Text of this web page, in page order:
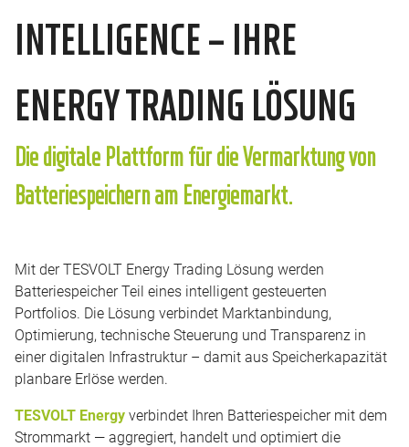
INTELLIGENCE – IHRE
ENERGY TRADING LÖSUNG
Die digitale Plattform für die Vermarktung von
Batteriespeichern am Energiemarkt.
Mit der TESVOLT Energy Trading Lösung werden
Batteriespeicher Teil eines intelligent gesteuerten
Portfolios. Die Lösung verbindet Marktanbindung,
Optimierung, technische Steuerung und Transparenz in
einer digitalen Infrastruktur – damit aus Speicherkapazität
planbare Erlöse werden.
TESVOLT Energyverbindet Ihren Batteriespeicher mit dem
Strommarkt — aggregiert, handelt und optimiert die